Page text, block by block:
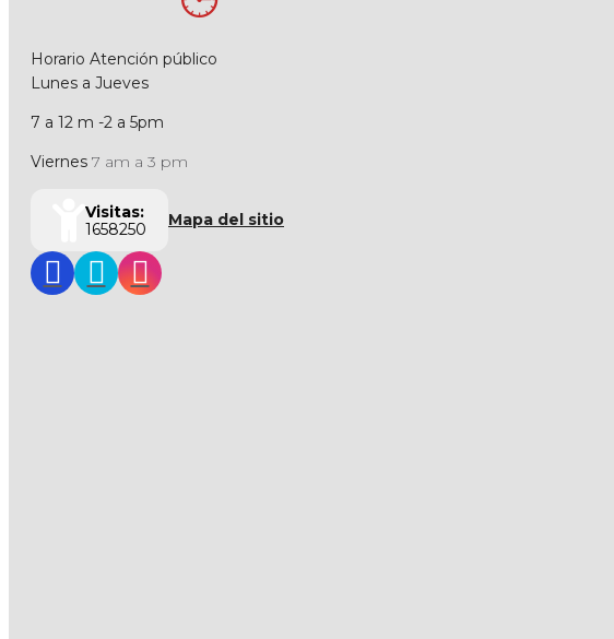
Horario Atención público
Lunes a Jueves
7 a 12 m -2 a 5pm
Viernes 7 am a 3 pm
Visitas:
1658250
Mapa del sitio